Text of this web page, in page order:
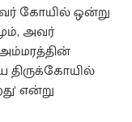
கோயில் ஒன்று
அவர்
திருக்கோயில்
என்று